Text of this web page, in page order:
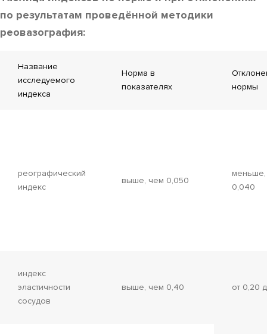
по результатам проведённой методики
реовазография:
Название
исследуемого
индекса
Норма в
показателях
нормы
реографический
индекс
выше, чем 0,050
0,040
индекс
эластичности
сосудов
выше, чем 0,40 от 0,20